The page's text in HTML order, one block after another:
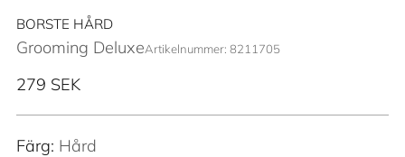
BORSTE HÅRD
Grooming DeluxeArtikelnummer: 8211705
Ordinarie
279 SEK
Färg: Hård